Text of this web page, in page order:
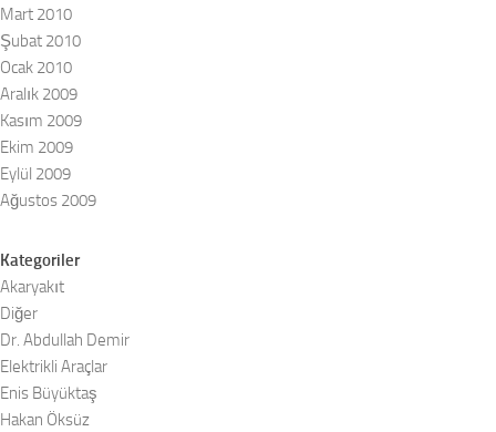
Mart 2010
Şubat 2010
Ocak 2010
Aralık 2009
Kasım 2009
Ekim 2009
Eylül 2009
Ağustos 2009
Kategoriler
Akaryakıt
Diğer
Dr. Abdullah Demir
Elektrikli Araçlar
Enis Büyüktaş
Hakan Öksüz